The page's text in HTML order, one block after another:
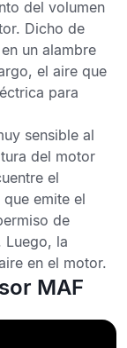
del volumen
Dicho de
un alambre
el aire que
para
sensible al
del motor
el
emite el
de
Luego, la
en el motor.
MAF